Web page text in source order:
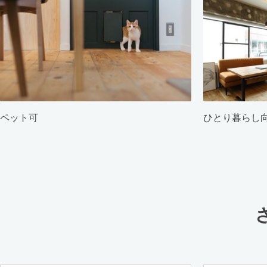
ペット可 ひとり暮らし